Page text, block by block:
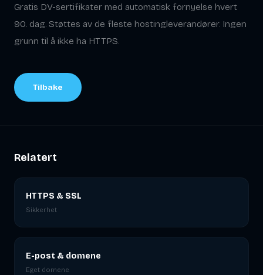
Gratis DV-sertifikater med automatisk fornyelse hvert
90. dag. Støttes av de fleste hostingleverandører. Ingen
grunn til å ikke ha HTTPS.
Tilbake
Relatert
HTTPS & SSL
Sikkerhet
E-post & domene
Eget domene